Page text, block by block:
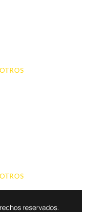
reservados.